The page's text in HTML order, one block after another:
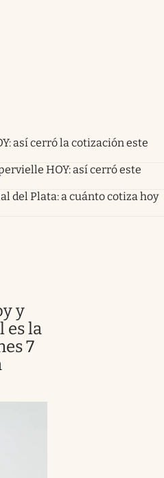
así cerró la cotización este
HOY: así cerró este
del Plata: a cuánto cotiza hoy
y
es la
7